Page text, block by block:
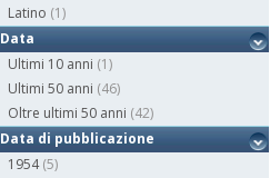
Latino (1)
Data
Ultimi 10 anni (1)
Ultimi 50 anni (46)
Oltre ultimi 50 anni (42)
Data di pubblicazione
1954 (5)